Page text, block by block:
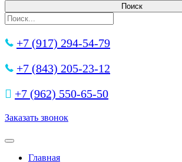
+7 (917) 294-54-79
+7 (843) 205-23-12
+7 (962) 550‑65‑50‬
Заказать звонок
Toggle navigation
Главная